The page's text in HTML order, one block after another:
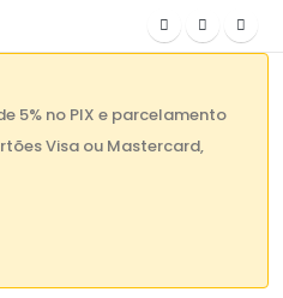
5% no PIX e parcelamento
Visa ou Mastercard,